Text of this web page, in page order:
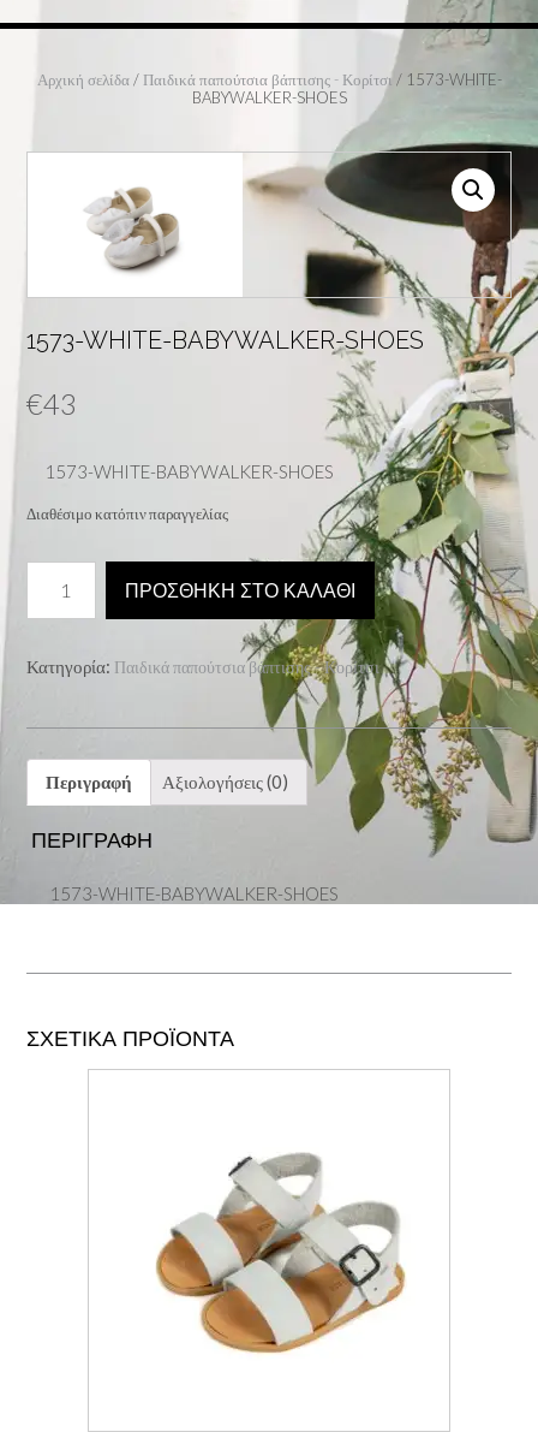
Αρχική σελίδα/ Παιδικά παπούτσια βάπτισης - Κορίτσι / 1573-WHITE-
BABYWALKER-SHOES
1573-WHITE-BABYWALKER-SHOES
€43
1573-WHITE-BABYWALKER-SHOES
Διαθέσιμο κατόπιν παραγγελίας
WHITE-
BABYWALKER-
ποσότητα
ΠΡΟΣΘΉΚΗ ΣΤΟ ΚΑΛΆΘΙ
Κατηγορία: Παιδικά παπούτσια βάπτισης - Κορίτσι
Περιγραφή Αξιολογήσεις (0)
ΠΕΡΙΓΡΑΦΉ
1573-WHITE-BABYWALKER-SHOES
ΣΧΕΤΙΚΆ ΠΡΟΪΌΝΤΑ